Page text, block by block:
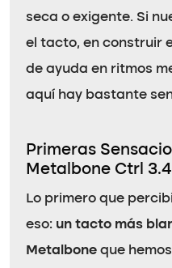
seca o exigente. Si
el tacto, en construir
de ayuda en ritmos
aquí hay bastante
Primeras
Metalbone Ctrl
Lo primero que
eso: un tacto más
Metalbone que